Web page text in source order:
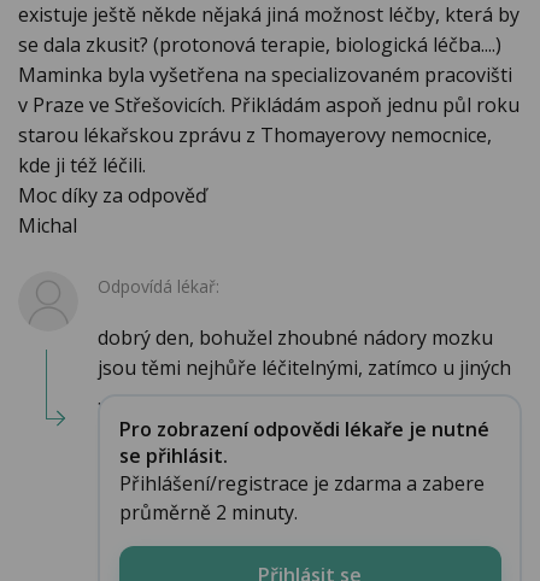
existuje ještě někde nějaká jiná možnost léčby, která by
se dala zkusit? (protonová terapie, biologická léčba....)
Maminka byla vyšetřena na specializovaném pracovišti
v Praze ve Střešovicích. Přikládám aspoň jednu půl roku
starou lékařskou zprávu z Thomayerovy nemocnice,
kde ji též léčili.
Moc díky za odpověď
Michal
Odpovídá lékař:
dobrý den, bohužel zhoubné nádory mozku
jsou těmi nejhůře léčitelnými, zatímco u jiných
...
Pro zobrazení odpovědi lékaře je nutné
se přihlásit.
Přihlášení/registrace je zdarma a zabere
průměrně 2 minuty.
Přihlásit se